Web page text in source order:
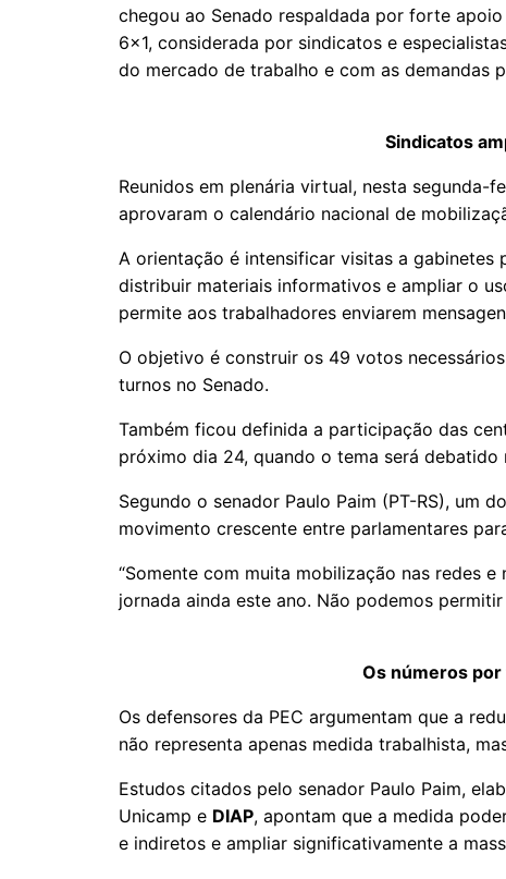
chegou ao Senado respaldada por forte
6×1, considerada por sindicatos e
do mercado de trabalho e com as demandas
Sindicatos
Reunidos em plenária virtual, nesta segunda-
aprovaram o calendário nacional de
A orientação é intensificar visitas a gabinetes
distribuir materiais informativos e ampliar o
permite aos trabalhadores enviarem
O objetivo é construir os 49 votos
turnos no Senado.
Também ficou definida a participação das
próximo dia 24, quando o tema será debatido
Segundo o senador Paulo Paim (PT-RS), um
movimento crescente entre parlamentares
“Somente com muita mobilização nas redes
jornada ainda este ano. Não podemos
Os números
Os defensores da PEC argumentam que a
não representa apenas medida trabalhista,
Estudos citados pelo senador Paulo Paim,
Unicamp e DIAP, apontam que a medida
e indiretos e ampliar significativamente a